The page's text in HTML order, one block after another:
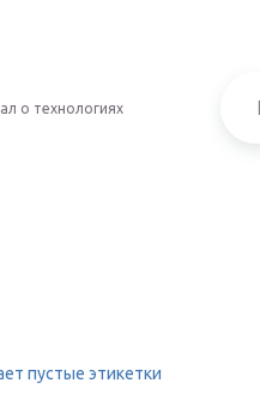
о технологиях
пустые этикетки